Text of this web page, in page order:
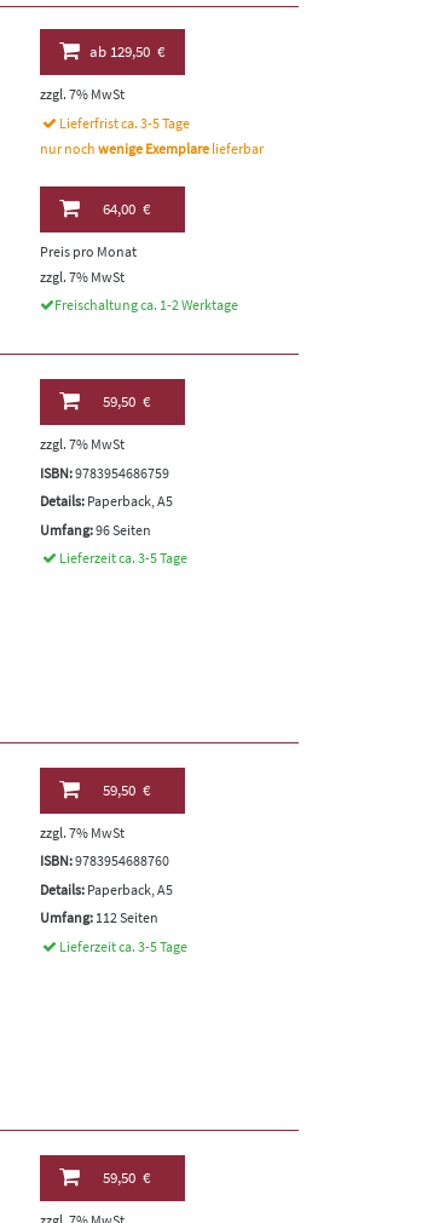
ab129,50 €
zzgl. 7% MwSt
Lieferfrist ca. 3-5 Tage
nur nochwenige Exemplare lieferbar
64,00 €
Preis pro Monat
zzgl. 7% MwSt
Freischaltung ca. 1-2 Werktage
59,50 €
zzgl. 7% MwSt
ISBN:9783954686759
Details: Paperback, A5
Umfang:96 Seiten
Lieferzeit ca. 3-5 Tage
59,50 €
zzgl. 7% MwSt
ISBN:9783954688760
Details: Paperback, A5
Umfang: 112 Seiten
Lieferzeit ca. 3-5 Tage
59,50 €